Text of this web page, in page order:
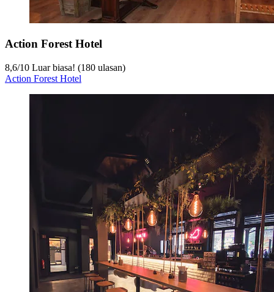
Action Forest Hotel
8,6/10 Luar biasa! (180 ulasan)
Action Forest Hotel